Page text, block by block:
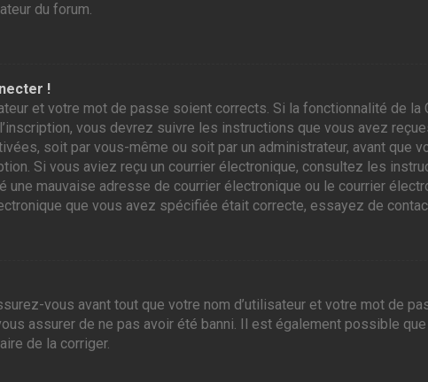
du forum.
!
et votre mot de passe soient corrects. Si la fonctionnalité de la
vous devrez suivre les instructions que vous avez
soit par vous-même ou soit par un administrateur, avant que
Si vous aviez reçu un courrier électronique, consultez les
mauvaise adresse de courrier électronique ou le courrier
que vous avez spécifiée était correcte, essayez de
vous avant tout que votre nom d’utilisateur et votre mot de
assurer de ne pas avoir été banni. Il est également possible
de la corriger.